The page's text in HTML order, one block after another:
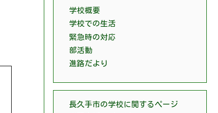
学校概要
学校での生活
緊急時の対応
部活動
進路だより
長久手市の学校に関するページ